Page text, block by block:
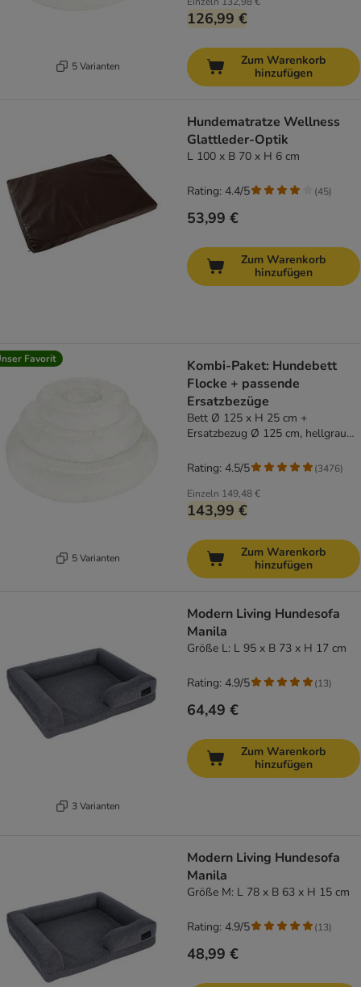
5 Varianten
126,99 €
Zum Warenkorb
hinzufügen
Hundematratze Wellness
Glattleder-Optik
L 100 x B 70 x H 6 cm
53,99 €
Rating: 4.4/5 (45)
Zum Warenkorb
hinzufügen
Favorit
5 Varianten
Kombi-Paket: Hundebett
Flocke + passende
Ersatzbezüge
Bett Ø 125 x H 25 cm +
Ersatzbezug Ø 125 cm, hellgrau
Einzeln 149,48 €
143,99 €
Rating: 4.5/5 (3476)
Zum Warenkorb
hinzufügen
3 Varianten
Modern Living Hundesofa
Manila
Größe L: L 95 x B 73 x H 17 cm
64,49 €
Rating: 4.9/5 (13)
Zum Warenkorb
hinzufügen
Modern Living Hundesofa
Manila
Größe M: L 78 x B 63 x H 15 cm
48,99 €
Rating: 4.9/5 (13)